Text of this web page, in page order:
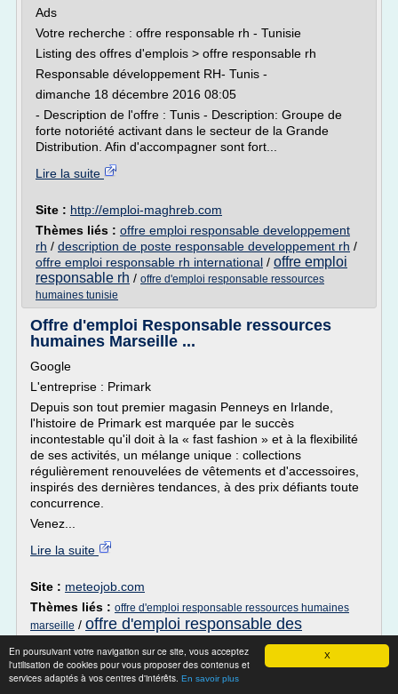
X
En poursuivant votre navigation sur ce site, vous acceptez
l'utilisation de cookies pour vous proposer des contenus et
services adaptés à vos centres d'intérêts. En savoir plus
Ads
Votre recherche : offre responsable rh - Tunisie
Listing des offres d'emplois > offre responsable rh
Responsable développement RH- Tunis -
dimanche 18 décembre 2016 08:05
- Description de l'offre : Tunis - Description: Groupe de
forte notoriété activant dans le secteur de la Grande
Distribution. Afin d'accompagner sont fort...
Lire la suite
Site : http://emploi-maghreb.com
Thèmes liés : offre emploi responsable developpement
rh / description de poste responsable developpement rh /
offre emploi responsable rh international / offre emploi
responsable rh / offre d'emploi responsable ressources
humaines tunisie
Offre d'emploi Responsable ressources
humaines Marseille ...
Google
L'entreprise : Primark
Depuis son tout premier magasin Penneys en Irlande,
l'histoire de Primark est marquée par le succès
incontestable qu'il doit à la « fast fashion » et à la flexibilité
de ses activités, un mélange unique : collections
régulièrement renouvelées de vêtements et d'accessoires,
inspirés des dernières tendances, à des prix défiants toute
concurrence.
Venez...
Lire la suite
Site : meteojob.com
Thèmes liés : offre d'emploi responsable ressources humaines
marseille / offre d'emploi responsable des
offre d emploi
responsable ressources humaines
offre emploi
responsable ressources humaines marseille